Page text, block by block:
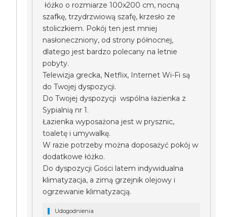
łóżko o rozmiarze 100x200 cm, nocną
szafkę, trzydrzwiową szafę, krzesło ze
stoliczkiem. Pokój ten jest mniej
nasłoneczniony, od strony północnej,
dlatego jest bardzo polecany na letnie
pobyty.
Telewizja grecka, Netflix, Internet Wi-Fi są
do Twojej dyspozycji.
Do Twojej dyspozycji wspólna łazienka z
Sypialnią nr 1.
Łazienka wyposażona jest w prysznic,
toaletę i umywalkę.
W razie potrzeby można doposażyć pokój w
dodatkowe łóżko.
Do dyspozycji Gości latem indywidualna
klimatyzacja, a zimą grzejnik olejowy i
ogrzewanie klimatyzacją.
Udogodnienia